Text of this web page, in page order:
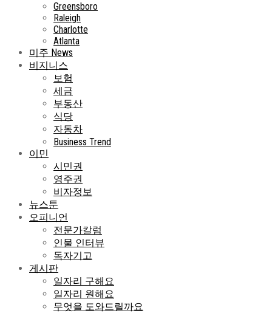
Greensboro
Raleigh
Charlotte
Atlanta
미주 News
비지니스
보험
세금
부동산
식당
자동차
Business Trend
이민
시민권
영주권
비자정보
뉴스툰
오피니언
전문가칼럼
인물 인터뷰
독자기고
게시판
일자리 구해요
일자리 원해요
무엇을 도와드릴까요